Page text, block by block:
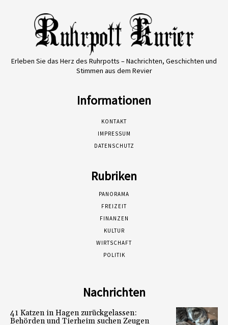
Erleben Sie das Herz des Ruhrpotts – Nachrichten, Geschichten und
Stimmen aus dem Revier
Informationen
KONTAKT
IMPRESSUM
DATENSCHUTZ
Rubriken
PANORAMA
FREIZEIT
FINANZEN
KULTUR
WIRTSCHAFT
POLITIK
Nachrichten
41 Katzen in Hagen zurückgelassen:
Behörden und Tierheim suchen Zeugen